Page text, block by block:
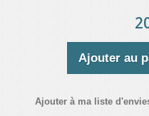
Ajouter au
Ajouter à ma liste